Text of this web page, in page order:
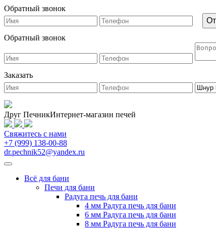
Обратный звонок
Обратный звонок
Заказать
Друг ПечникИнтернет-магазин печей
Свяжитесь с нами
+7 (999) 138-00-88
dr.pechnik52@yandex.ru
Всё для бани
Печи для бани
Радуга печь для бани
4 мм Радуга печь для бани
6 мм Радуга печь для бани
8 мм Радуга печь для бани